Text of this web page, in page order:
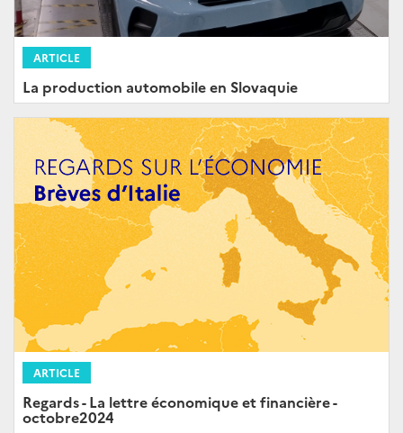
ARTICLE
La production automobile en Slovaquie
ARTICLE
Regards - La lettre économique et financière -
octobre2024